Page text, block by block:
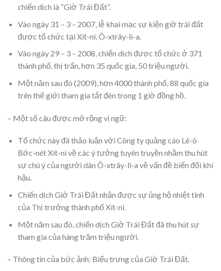
chiến dịch là “Giờ Trái Đất”.
Vào ngày 31 – 3 – 2007, lễ khai mạc sự kiện giờ trái đất
được tổ chức tại Xít-ni, Ô-xtrây-li-a.
Vào ngày 29 – 3 – 2008, chiến dịch được tổ chức ở 371
thành phố, thị trấn, hơn 35 quốc gia, 50 triệu người.
Một năm sau đó (2009), hơn 4000 thành phố, 88 quốc gia
trên thế giới tham gia tắt đèn trong 1 giờ đồng hồ.
– Một số câu được mở rộng vị ngữ:
Tổ chức này đã thảo luận với Công ty quảng cáo Lê-ô
Bớc-nét Xít-ni về các ý tưởng tuyên truyền nhằm thu hút
sự chú ý của người dân Ô-xtrây-li-a về vấn đề biến đổi khí
hậu.
Chiến dịch Giờ Trái Đất nhận được sự ủng hộ nhiệt tình
của Thị trưởng thành phố Xít-ni.
Một năm sau đó, chiến dịch Giờ Trái Đất đã thu hút sự
tham gia của hàng trăm triệu người.
– Thông tin của bức ảnh: Biểu trưng của Giờ Trái Đất.